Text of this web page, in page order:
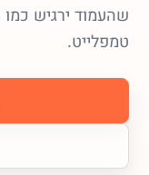
שהעמוד ירגיש
טמפלייט.